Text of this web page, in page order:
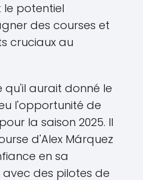
potentiel
des courses et
cruciaux au
qu'il aurait donné le
l'opportunité de
la saison 2025. Il
d'Alex Márquez
en sa
des pilotes de